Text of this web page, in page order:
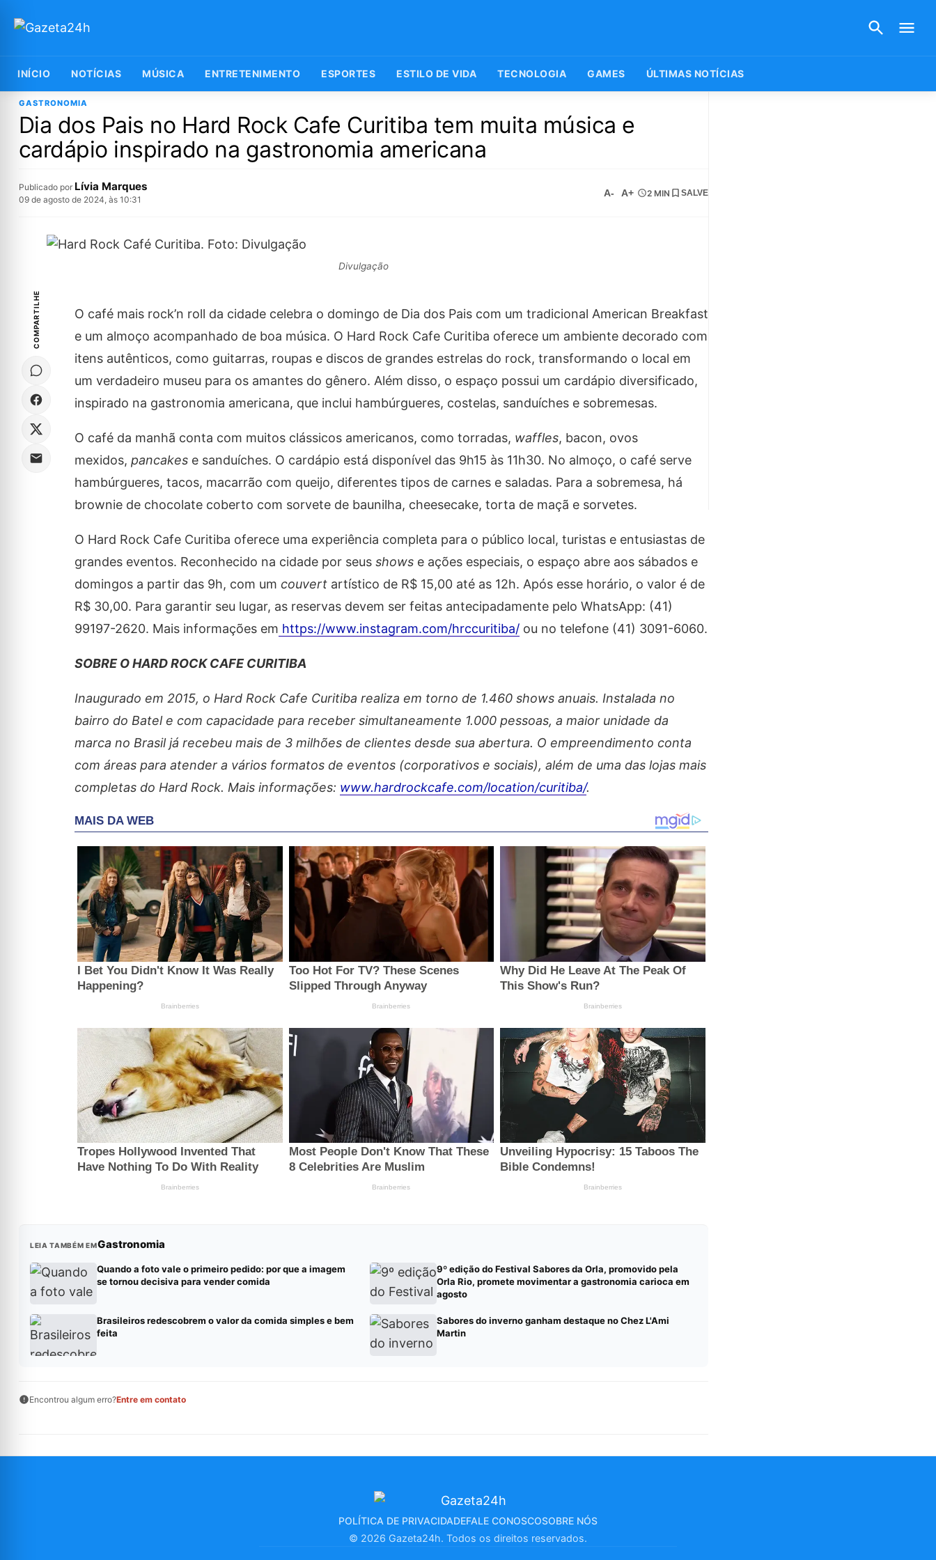
INÍCIO NOTÍCIAS MÚSICA ENTRETENIMENTO ESPORTES ESTILO DE VIDA TECNOLOGIA GAMES ÚLTIMAS NOTÍCIAS
GASTRONOMIA
Dia dos Pais no Hard Rock Cafe Curitiba tem muita música e
cardápio inspirado na gastronomia americana
Publicado por Lívia Marques
09 de agosto de 2024, às 10:31
A- A+ 2 MIN SALVE
Divulgação
COMPARTILHE
O café mais rock’n roll da cidade celebra o domingo de Dia dos Pais com um tradicional American Breakfast
e um almoço acompanhado de boa música. O Hard Rock Cafe Curitiba oferece um ambiente decorado com
itens autênticos, como guitarras, roupas e discos de grandes estrelas do rock, transformando o local em
um verdadeiro museu para os amantes do gênero. Além disso, o espaço possui um cardápio diversificado,
inspirado na gastronomia americana, que inclui hambúrgueres, costelas, sanduíches e sobremesas.
O café da manhã conta com muitos clássicos americanos, como torradas, waffles, bacon, ovos
mexidos, pancakese sanduíches. O cardápio está disponível das 9h15 às 11h30. No almoço, o café serve
hambúrgueres, tacos, macarrão com queijo, diferentes tipos de carnes e saladas. Para a sobremesa, há
brownie de chocolate coberto com sorvete de baunilha, cheesecake, torta de maçã e sorvetes.
O Hard Rock Cafe Curitiba oferece uma experiência completa para o público local, turistas e entusiastas de
grandes eventos. Reconhecido na cidade por seus shows e ações especiais, o espaço abre aos sábados e
domingos a partir das 9h, com um couvert artístico de R$ 15,00 até as 12h. Após esse horário, o valor é de
R$ 30,00. Para garantir seu lugar, as reservas devem ser feitas antecipadamente pelo WhatsApp: (41)
99197-2620. Mais informações em https://www.instagram.com/hrccuritiba/ou no telefone (41) 3091-6060.
SOBRE O HARD ROCK CAFE CURITIBA
Inaugurado em 2015, o Hard Rock Cafe Curitiba realiza em torno de 1.460 shows anuais. Instalada no
bairro do Batel e com capacidade para receber simultaneamente 1.000 pessoas, a maior unidade da
marca no Brasil já recebeu mais de 3 milhões de clientes desde sua abertura. O empreendimento conta
com áreas para atender a vários formatos de eventos (corporativos e sociais), além de uma das lojas mais
completas do Hard Rock. Mais informações: www.hardrockcafe.com/location/curitiba/.
LEIA TAMBÉM EMGastronomia
Quando a foto vale o primeiro pedido: por que a imagem
se tornou decisiva para vender comida
9º edição do Festival Sabores da Orla, promovido pela
Orla Rio, promete movimentar a gastronomia carioca em
agosto
Brasileiros redescobrem o valor da comida simples e bem
feita
Sabores do inverno ganham destaque no Chez L'Ami
Martin
Encontrou algum erro?Entre em contato
POLÍTICA DE PRIVACIDADEFALE CONOSCOSOBRE NÓS
© 2026 Gazeta24h. Todos os direitos reservados.